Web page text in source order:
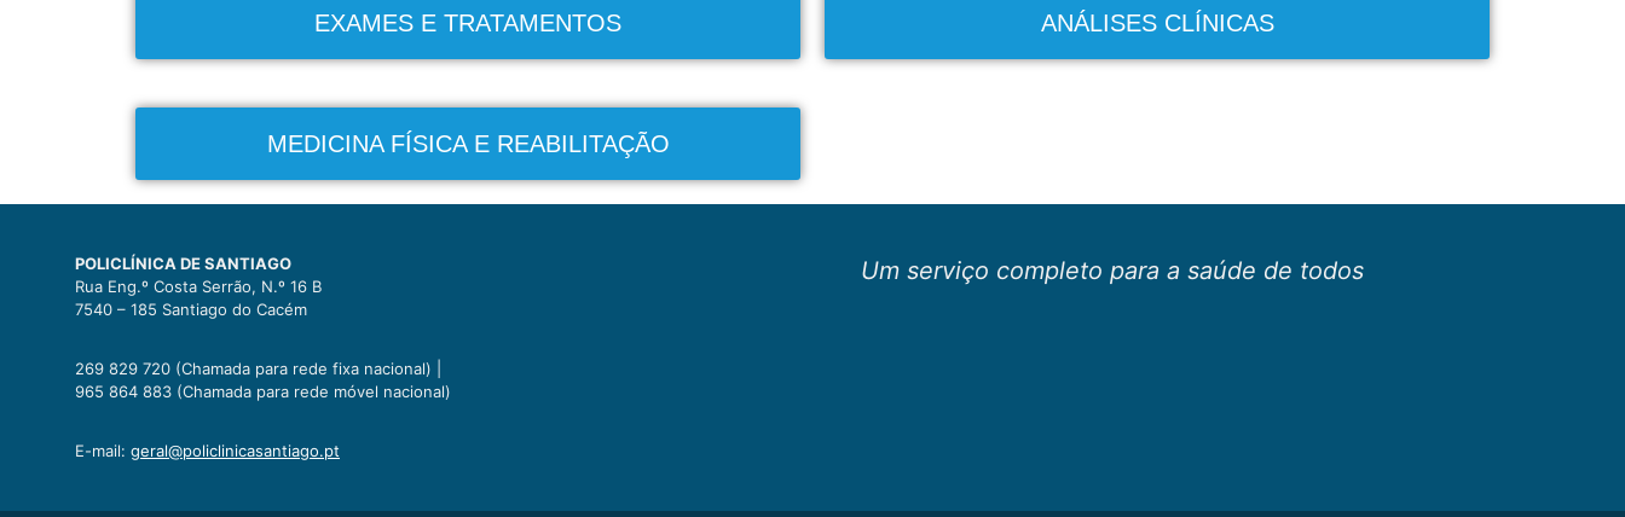
EXAMES E TRATAMENTOS ANÁLISES CLÍNICAS
MEDICINA FÍSICA E REABILITAÇÃO
POLICLÍNICA DE SANTIAGO
Rua Eng.º Costa Serrão, N.º 16 B
7540 – 185 Santiago do Cacém
269 829 720 (Chamada para rede fixa nacional) |
965 864 883 (Chamada para rede móvel nacional)
E-mail: geral@policlinicasantiago.pt
Um serviço completo para a saúde de todos